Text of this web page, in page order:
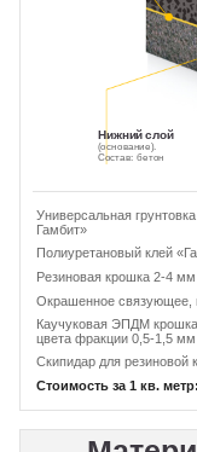
Нижний слой
(основание).
Состав: бетон
Универсальная
Гамбит»
Полиуретановый клей
Резиновая крошка 2-4 мм
Окрашенное связующее,
Каучуковая ЭПДМ крошка
цвета фракции 0,5-1,5 мм
Скипидар для резиновой
Стоимость за 1 кв. метр: